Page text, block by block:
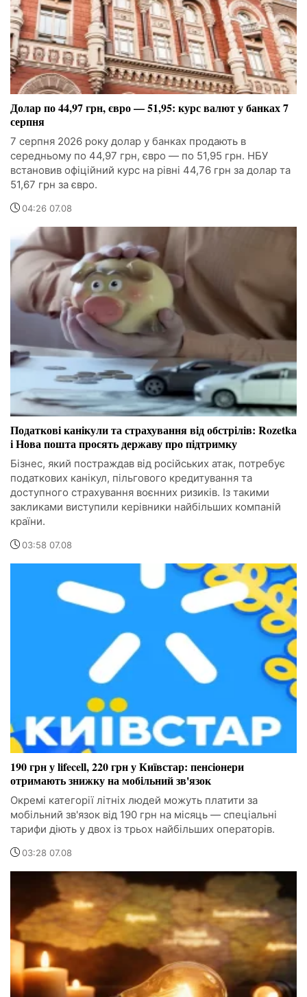
Долар по 44,97 грн, євро — 51,95: курс валют у банках 7
серпня
7 серпня 2026 року долар у банках продають в
середньому по 44,97 грн, євро — по 51,95 грн. НБУ
встановив офіційний курс на рівні 44,76 грн за долар та
51,67 грн за євро.
04:26 07.08
Податкові канікули та страхування від обстрілів: Rozetka
і Нова пошта просять державу про підтримку
Бізнес, який постраждав від російських атак, потребує
податкових канікул, пільгового кредитування та
доступного страхування воєнних ризиків. Із такими
закликами виступили керівники найбільших компаній
країни.
03:58 07.08
190 грн у lifecell, 220 грн у Київстар: пенсіонери
отримають знижку на мобільний зв'язок
Окремі категорії літніх людей можуть платити за
мобільний зв'язок від 190 грн на місяць — спеціальні
тарифи діють у двох із трьох найбільших операторів.
03:28 07.08